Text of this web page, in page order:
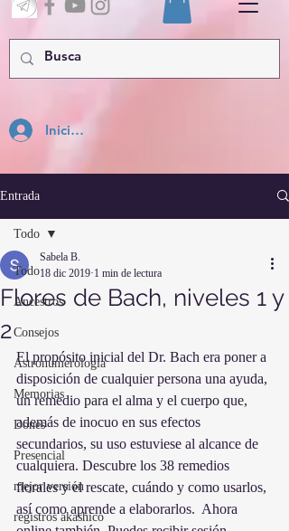
Inicia Sesión
Entrada
Todo
Ancestros
Consejos
Astronumerología
Memorias
Dones
Presencial
mejor versión
registros akashico
Todo
Flores de Bach, niveles 1 y
2
Sabela B.
18 dic 2019 1 min de lectura
El propósito inicial del Dr. Bach era poner a
disposición de cualquier persona una ayuda,
un remedio para el alma y el cuerpo que,
además de inocuo en sus efectos
secundarios, su uso estuviese al alcance de
cualquiera. Descubre los 38 remedios
florales y el rescate, cuándo y como usarlos,
así como aprende a elaborarlos.  Ahora